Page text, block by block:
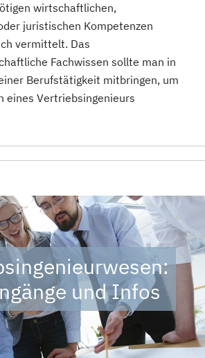
wirtschaftlichen,
juristischen Kompetenzen
vermittelt. Das
Fachwissen sollte man in
Berufstätigkeit mitbringen, um
eines Vertriebsingenieurs
und Infos